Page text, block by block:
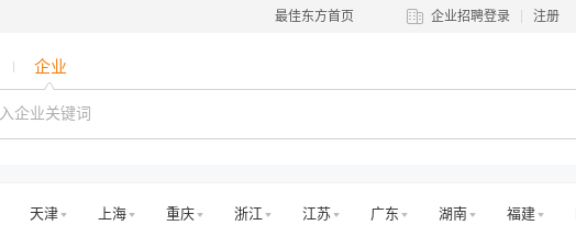
最佳东方首页 企业招聘登录 注册
企业
天津 上海 重庆 浙江 江苏 广东 湖南 福建